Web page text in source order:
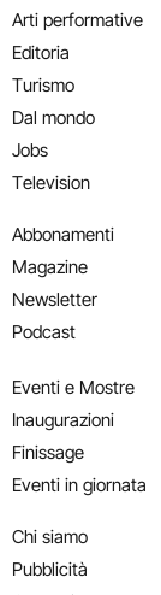
Arti performative
Editoria
Turismo
Dal mondo
Jobs
Television
Abbonamenti
Magazine
Newsletter
Podcast
Eventi e Mostre
Inaugurazioni
Finissage
Eventi in giornata
Chi siamo
Pubblicità